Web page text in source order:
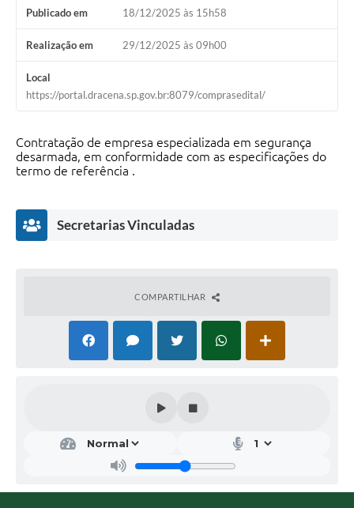
Publicado em 18/12/2025 às 15h58
Realização em 29/12/2025 às 09h00
Local
https://portal.dracena.sp.gov.br:8079/comprasedital/
Contratação de empresa especializada em segurança
desarmada, em conformidade com as especificações do
termo de referência .
Secretarias Vinculadas
RET
COMPARTILHAR